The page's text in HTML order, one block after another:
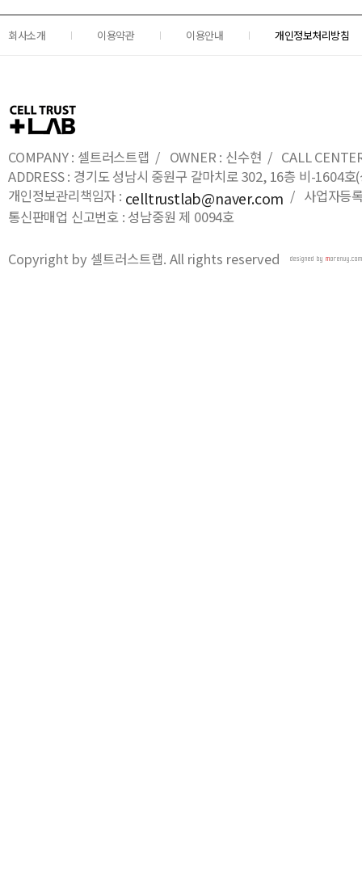
회사소개 이용약관 이용안내 개인정보처리방침
COMPANY : 셀트러스트랩 / OWNER : 신수현 / CALL
ADDRESS : 경기도 성남시 중원구 갈마치로 302, 16층 비-1604
개인정보관리책임자 : celltrustlab@naver.com / 사업자등
통신판매업 신고번호 : 성남중원 제 0094호
Copyright by 셀트러스트랩. All rights reserved